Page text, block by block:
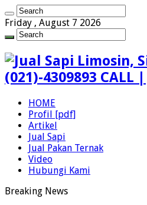
Friday , August 7 2026
(021)-4309893
HOME
Profil [pdf]
Artikel
Jual Sapi
Jual Pakan Ternak
Video
Hubungi Kami
Breaking News